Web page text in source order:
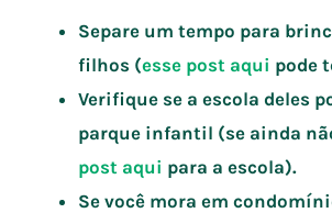
Separe um tempo para
filhos (esse post aqui pode
Verifique se a escola deles
parque infantil (se ainda
post aqui para a escola).
Se você mora em